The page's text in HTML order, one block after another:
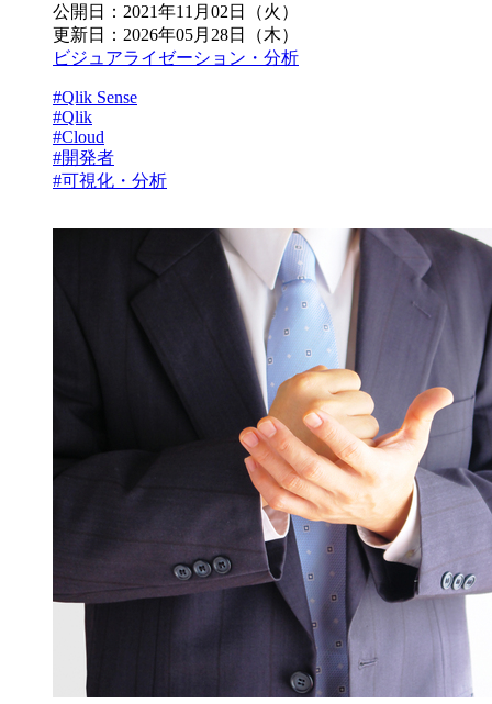
公開日： 2021年11月02日（火）
更新日： 2026年05月28日（木）
ビジュアライゼーション・分析
#Qlik Sense
#Qlik
#Cloud
#開発者
#可視化・分析